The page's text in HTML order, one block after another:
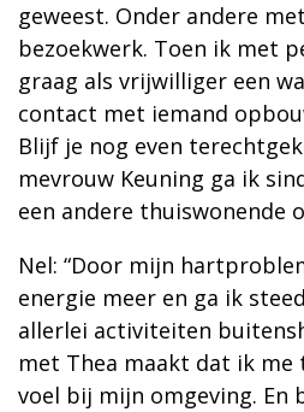
geweest. Onder andere
bezoekwerk. Toen ik met
graag als vrijwilliger een
contact met iemand
Blijf je nog even
mevrouw Keuning ga ik
een andere thuiswonende
Nel: “Door mijn
energie meer en ga ik
allerlei activiteiten
met Thea maakt dat ik
voel bij mijn omgeving. En